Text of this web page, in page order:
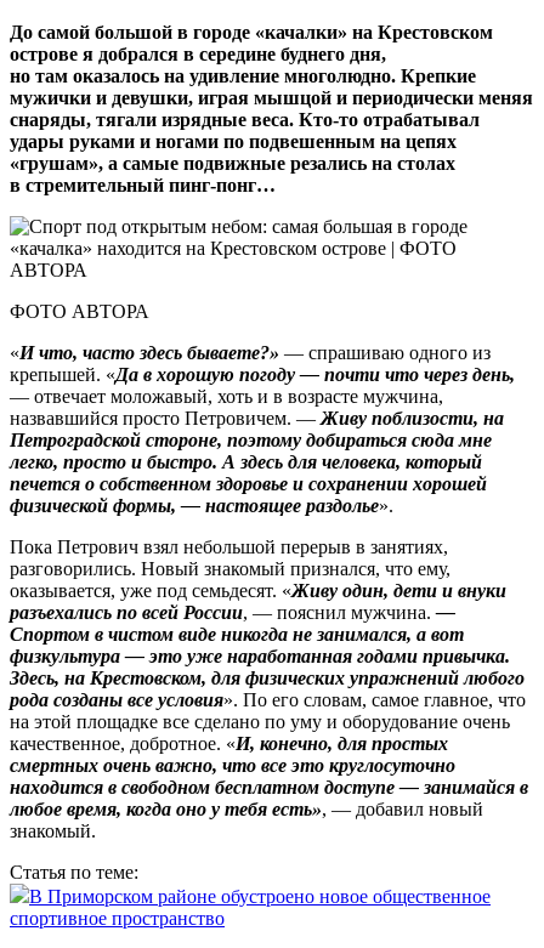
До самой большой в городе «качалки» на Крестовском
острове я добрался в середине буднего дня,
но там оказалось на удивление многолюдно. Крепкие
мужички и девушки, играя мышцой и периодически меняя
снаряды, тягали изрядные веса. Кто‑то отрабатывал
удары руками и ногами по подвешенным на цепях
«грушам», а самые подвижные резались на столах
в стремительный пинг-понг…
ФОТО АВТОРА
«И что, часто здесь бываете?» — спрашиваю одного из
крепышей. «Да в хорошую погоду — почти что через день,
— отвечает моложавый, хоть и в возрасте мужчина,
назвавшийся просто Петровичем. —Живу поблизости, на
Петроградской стороне, поэтому добираться сюда мне
легко, просто и быстро. А здесь для человека, который
печется о собственном здоровье и сохранении хорошей
физической формы, — настоящее раздолье».
Пока Петрович взял небольшой перерыв в занятиях,
разговорились. Новый знакомый признался, что ему,
оказывается, уже под семьдесят. «Живу один, дети и внуки
разъехались по всей России, — пояснил мужчина.—
Спортом в чистом виде никогда не занимался, а вот
физкультура — это уже наработанная годами привычка.
Здесь, на Крестовском, для физических упражнений любого
рода созданы все условия». По его словам, самое главное, что
на этой площадке все сделано по уму и оборудование очень
качественное, добротное. «И, конечно, для простых
смертных очень важно, что все это круглосуточно
находится в свободном бесплатном доступе — занимайся в
любое время, когда оно у тебя есть», — добавил новый
знакомый.
Статья по теме:
В Приморском районе обустроено новое общественное
спортивное пространство